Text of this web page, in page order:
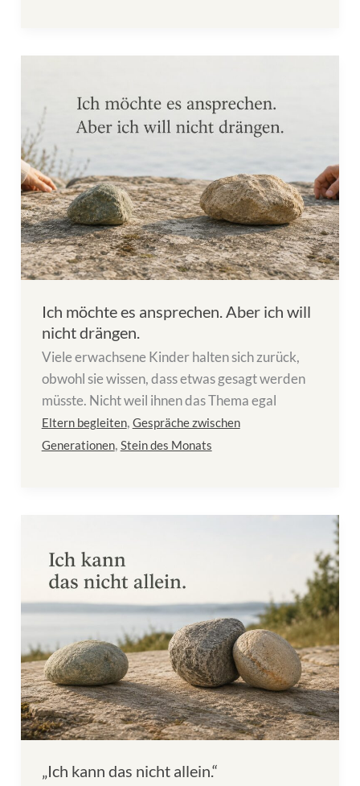
Ich möchte es ansprechen. Aber ich will
nicht drängen.
Viele erwachsene Kinder halten sich zurück,
obwohl sie wissen, dass etwas gesagt werden
müsste. Nicht weil ihnen das Thema egal
Eltern begleiten, Gespräche zwischen
Generationen, Stein des Monats
„Ich kann das nicht allein.“